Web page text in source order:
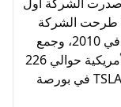
كهربائية بالكامل لها في عام 2008. طرحت الشركة
الأمريكية أسهمها للاكتتاب العام لأول مرة في 2010، وجمع
الطرح العام الأولي لشركة تسلا موتورز الأمريكية حوالي 226
مليون دولار، ويتم تداول السهم تحت رمز TSLA في بورصة